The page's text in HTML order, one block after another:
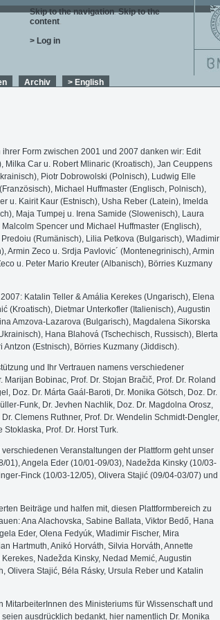
Skip to the navigation. Skip to the
content.
> Log in
Archiv > English
Form zwischen 2001 und 2007 danken wir: Edit
Milka Car u. Robert Mlinaric (Kroatisch), Jan Ceuppens
Piotr Dobrowolski (Polnisch), Ludwig Elle
Michael Huffmaster (Englisch, Polnisch),
u. Kairit Kaur (Estnisch), Usha Reber (Latein), Imelda
Maja Tumpej u. Irena Samide (Slowenisch), Laura
Spencer und Michael Huffmaster (Englisch),
(Rumänisch), Lilia Petkova (Bulgarisch), Wladimir
Armin Zeco u. Srdja Pavlovic´ (Montenegrinisch), Armin
u. Peter Mario Kreuter (Albanisch), Börries Kuzmany
Katalin Teller & Amália Kerekes (Ungarisch), Elena
(Kroatisch), Dietmar Unterkofler (Italienisch), Augustin
Amzova-Lazarova (Bulgarisch), Magdalena Sikorska
Hana Blahová (Tschechisch, Russisch), Blerta
(Estnisch), Börries Kuzmany (Jiddisch).
und Ihr Vertrauen namens verschiedener
Marijan Bobinac, Prof. Dr. Stojan Bračič, Prof. Dr. Roland
Doz. Dr. Márta Gaál-Baroti, Dr. Monika Götsch, Doz. Dr.
Funk, Dr. Jevhen Nachlik, Doz. Dr. Magdolna Orosz,
Clemens Ruthner, Prof. Dr. Wendelin Schmidt-Dengler,
Prof. Dr. Horst Turk.
Veranstaltungen der Plattform geht unser
01), Angela Eder (10/01-09/03), Nadežda Kinsky (10/03-
Finck (10/03-12/05), Olivera Stajić (09/04-03/07) und
Beiträge und halfen mit, diesen Platt­form­bereich zu
Ana Alachovska, Sabine Ballata, Viktor Bedő, Hana
Eder, Olena Fedyúk, Wladimir Fischer, Mira
Hartmuth, Anikó Horváth, Silvia Horváth, Annette
Nadežda Kinsky, Nedad Memić, Augustin
Olivera Stajić, Béla Rásky, Ursula Reber und Katalin
MitarbeiterInnen des Ministeriums für Wissenschaft und
ausdrücklich bedankt, hier namentlich Dr. Monika